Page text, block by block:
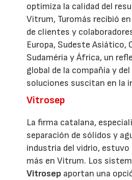
optimiza la calidad del
Vitrum, Turomás recibió
de clientes y
Europa, Sudeste Asiático,
Sudaméria y África, un
global de la compañía y
soluciones suscitan en la
Vitrosep
La firma catalana,
separación de sólidos y
industria del vidrio, estuvo
más en Vitrum. Los
Vitrosep aportan una